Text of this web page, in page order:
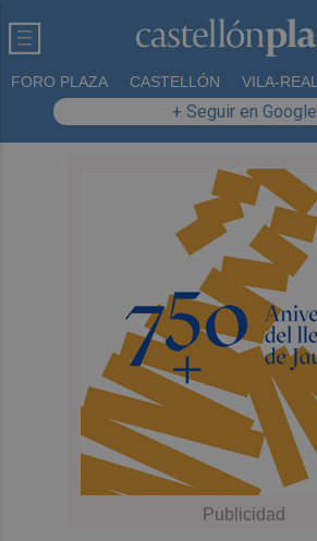
FORO PLAZA CASTELLÓN VILA-REAL
+ Seguir en Google